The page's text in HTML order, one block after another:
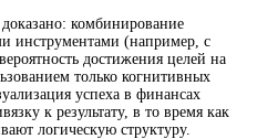
комбинирование
инструментами (например, с
достижения целей на
только когнитивных
успеха в финансах
к результату, в то время как
логическую структуру.